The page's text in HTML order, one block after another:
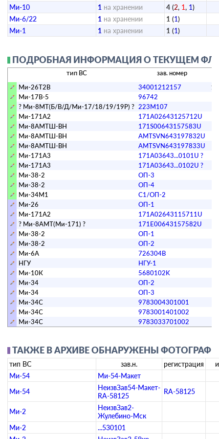
Ми-10
1 на хранении 4 (2, 1, 1)
Ми-6/22
1 на хранении 1 (1)
Ми-1
1 на хранении 1 (1)
ПОДРОБНАЯ ИНФОРМАЦИЯ О ТЕКУЩЕМ
тип ВС зав. номер
Ми-26Т2В
34001212157
Ми-17В-5
96742
? Ми-8МТ(Б/В/Д/Ми-17/18/19/19Р) ? 223M107
Ми-171А2
171A02643125712U
Ми-8АМТШ-ВН
171S00643157583U
Ми-8АМТШ-ВН
AMTSVN643197832U
Ми-8АМТШ-ВН
AMTSVN643197833U
Ми-171А3
171A03643...0101U ?
Ми-171А3
171A03643...0102U ?
Ми-38-2
ОП-3
Ми-38-2
ОП-4
Ми-34М1
С1/ОП-2
Ми-26
ОП-1
Ми-171А2
171A02643115711U
? Ми-8АМТ(Ми-171) ?
171E00643157582U
Ми-38-2
ОП-1
Ми-38-2
ОП-2
Ми-6А
726304В
НГУ
НГУ-1
Ми-10К
5680102K
Ми-34
ОП-2
Ми-34
ОП-3
Ми-34С
9783004301001
Ми-34С
9783001401002
Ми-34С
9783033701002
ТАКЖЕ В АРХИВЕ ОБНАРУЖЕНЫ
тип ВС зав.н. регистрация
Ми-54
Ми-54-Макет
Ми-54
НеизвЗав54-Макет-
RA-58125
RA-58125
Ми-2
НеизвЗав2-
Жулебино-Мск
Ми-2
...530101